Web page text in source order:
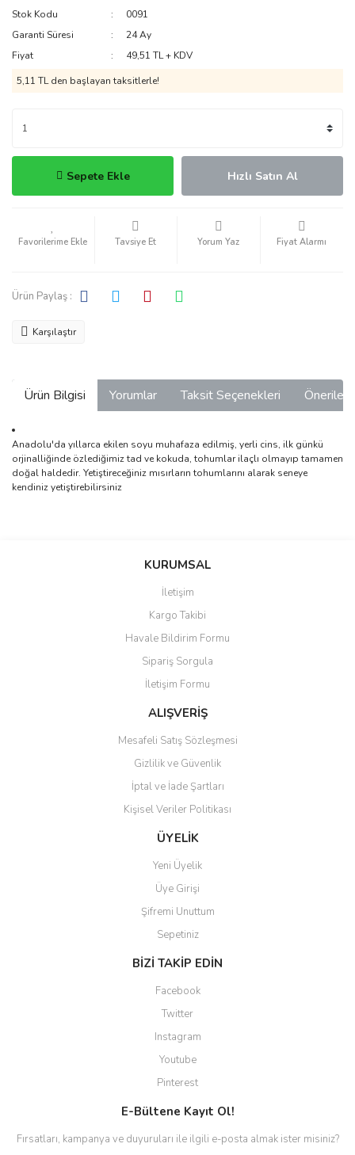
Stok Kodu
0091
Garanti Süresi
24 Ay
Fiyat
49,51 TL + KDV
5,11 TL den başlayan taksitlerle!
Sepete Ekle Hızlı Satın Al
Tavsiye Et Yorum Yaz Fiyat Alarmı
Ürün Paylaş :
Karşılaştır
Ürün Bilgisi Yorumlar Taksit Seçenekleri
Anadolu'da yıllarca ekilen soyu muhafaza edilmiş, yerli cins, ilk günkü
orjinalliğinde özlediğimiz tad ve kokuda, tohumlar ilaçlı olmayıp tamamen
doğal haldedir. Yetiştireceğiniz mısırların tohumlarını alarak seneye
kendiniz yetiştirebilirsiniz
Bu ürüne ilk yorumu siz yapın!
Ürün resmi kalitesiz, bozuk veya görüntülenemiyor.
Ürün açıklamasında eksik bilgiler bulunuyor.
Ürün bilgilerinde hatalar bulunuyor.
Ürün fiyatı diğer sitelerden daha pahalı.
Bu ürüne benzer farklı alternatifler olmalı.
Gönder
KURUMSAL
İletişim
Kargo Takibi
Havale Bildirim Formu
Sipariş Sorgula
İletişim Formu
ALIŞVERİŞ
Mesafeli Satış Sözleşmesi
Gizlilik ve Güvenlik
İptal ve İade Şartları
Kişisel Veriler Politikası
ÜYELİK
Yeni Üyelik
Üye Girişi
Şifremi Unuttum
Sepetiniz
BİZİ TAKİP EDİN
Facebook
Twitter
Instagram
Youtube
Pinterest
E-Bültene Kayıt Ol!
Fırsatları, kampanya ve duyuruları ile ilgili e-posta almak ister misiniz?